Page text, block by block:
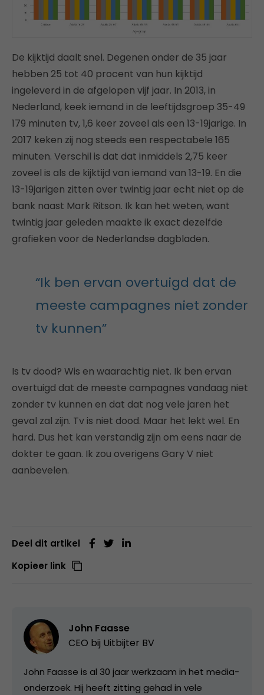
De kijktijd daalt snel. Degenen onder de 35 jaar
hebben 25 tot 40 procent van hun kijktijd
ingeleverd in de afgelopen vijf jaar. In 2013, in
Nederland, keek iemand in de leeftijdsgroep 35-49
179 minuten tv, 1,6 keer zoveel als een 13-19jarige. In
2017 keken zij nog steeds een respectabele 165
minuten. Verschil is dat dat inmiddels 2,75 keer
zoveel is als de kijktijd van iemand van 13-19. En die
13-19jarigen zitten over twintig jaar echt niet op de
bank naast Mark Ritson. Ik kan het weten, want
twintig jaar geleden maakte ik exact dezelfde
grafieken voor de Nederlandse dagbladen.
“Ik ben ervan overtuigd dat de
meeste campagnes niet zonder
tv kunnen”
Is tv dood? Wis en waarachtig niet. Ik ben ervan
overtuigd dat de meeste campagnes vandaag niet
zonder tv kunnen en dat dat nog vele jaren het
geval zal zijn. Tv is niet dood. Maar het lekt wel. En
hard. Dus het kan verstandig zijn om eens naar de
dokter te gaan. Ik zou overigens Gary V niet
aanbevelen.
Deel dit artikel
Kopieer link
John Faasse
CEO bij Uitbijter BV
John Faasse is al 30 jaar werkzaam in het media-
onderzoek. Hij heeft zitting gehad in vele